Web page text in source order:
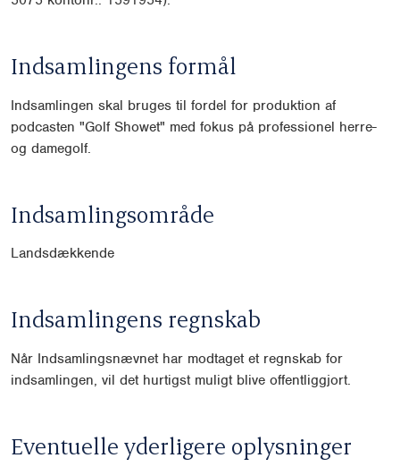
Indsamlingens formål
Indsamlingen skal bruges til fordel for produktion af
podcasten "Golf Showet" med fokus på professionel herre-
og damegolf.
Indsamlingsområde
Landsdækkende
Indsamlingens regnskab
Når Indsamlingsnævnet har modtaget et regnskab for
indsamlingen, vil det hurtigst muligt blive offentliggjort.
Eventuelle yderligere oplysninger